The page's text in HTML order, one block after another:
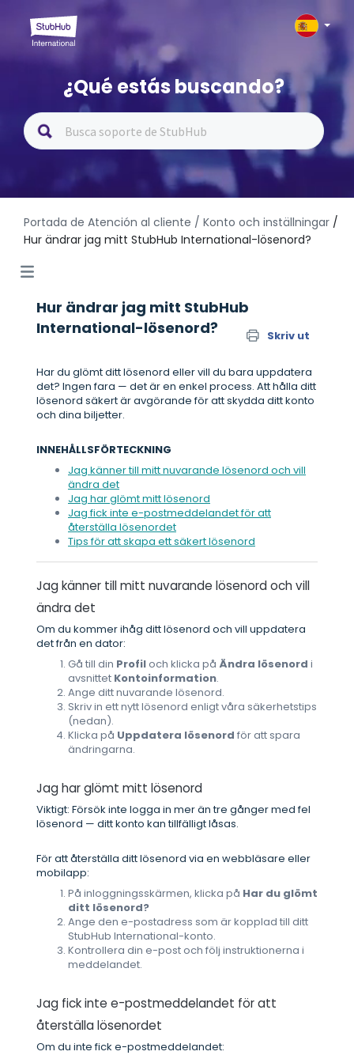
¿Qué estás buscando?
Portada de Atención al cliente / Konto och inställningar /
Hur ändrar jag mitt StubHub International-lösenord?
Hur ändrar jag mitt StubHub
International-lösenord?
Skriv ut
Har du glömt ditt lösenord eller vill du bara uppdatera
det? Ingen fara — det är en enkel process. Att hålla ditt
lösenord säkert är avgörande för att skydda ditt konto
och dina biljetter.
INNEHÅLLSFÖRTECKNING
Jag känner till mitt nuvarande lösenord och vill
ändra det
Jag har glömt mitt lösenord
Jag fick inte e-postmeddelandet för att
återställa lösenordet
Tips för att skapa ett säkert lösenord
Jag känner till mitt nuvarande lösenord och vill
ändra det
Om du kommer ihåg ditt lösenord och vill uppdatera
det från en dator:
Gå till din Profiloch klicka på Ändra lösenord i
avsnittet Kontoinformation.
Ange ditt nuvarande lösenord.
Skriv in ett nytt lösenord enligt våra säkerhetstips
(nedan).
Klicka på Uppdatera lösenord för att spara
ändringarna.
Jag har glömt mitt lösenord
Viktigt: Försök inte logga in mer än tre gånger med fel
lösenord — ditt konto kan tillfälligt låsas.
För att återställa ditt lösenord via en webbläsare eller
mobilapp:
På inloggningsskärmen, klicka på Har du glömt
ditt lösenord?
Ange den e-postadress som är kopplad till ditt
StubHub International-konto.
Kontrollera din e-post och följ instruktionerna i
meddelandet.
Jag fick inte e-postmeddelandet för att
återställa lösenordet
Om du inte fick e-postmeddelandet: